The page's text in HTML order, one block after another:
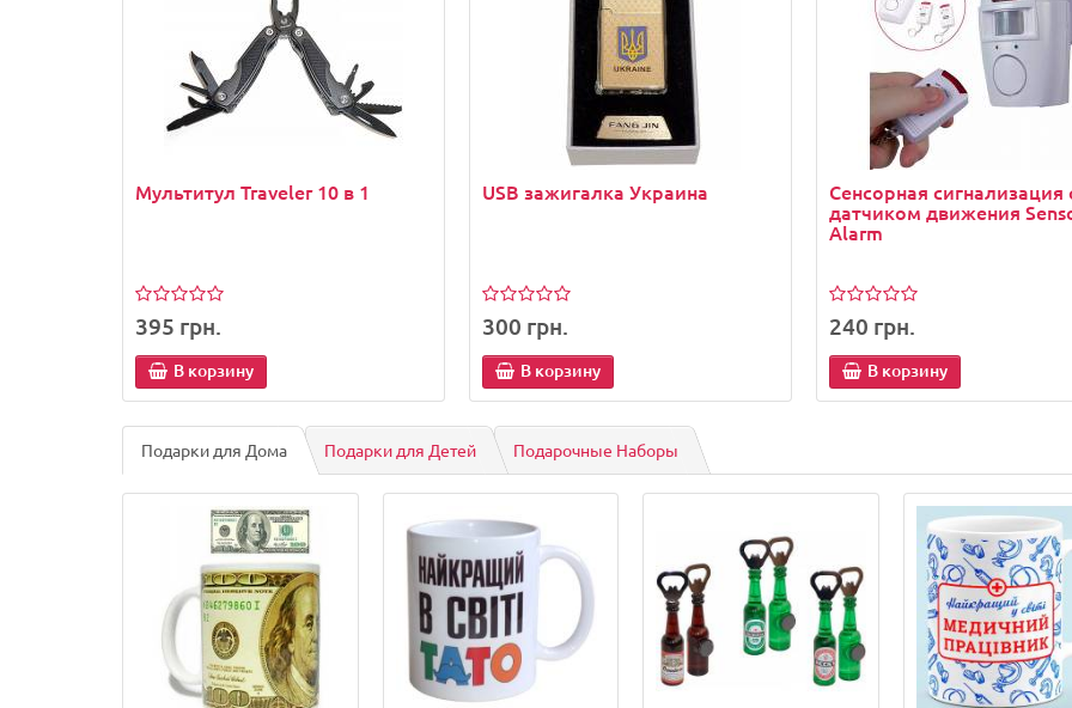
Мультитул Traveler 10 в 1
395 грн.
В корзину
USB зажигалка Украина
300 грн.
В корзину
Сенсорная сигнализация
датчиком движения
Alarm
240 грн.
В корзину
Подарки для Дома Подарки для Детей Подарочные Наборы